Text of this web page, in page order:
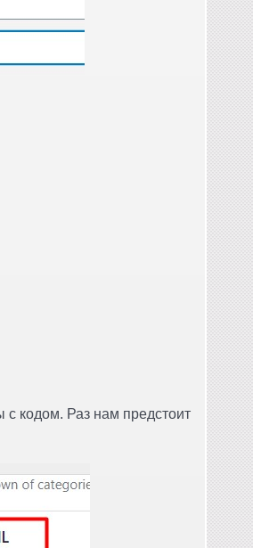
кодом. Раз нам предстоит